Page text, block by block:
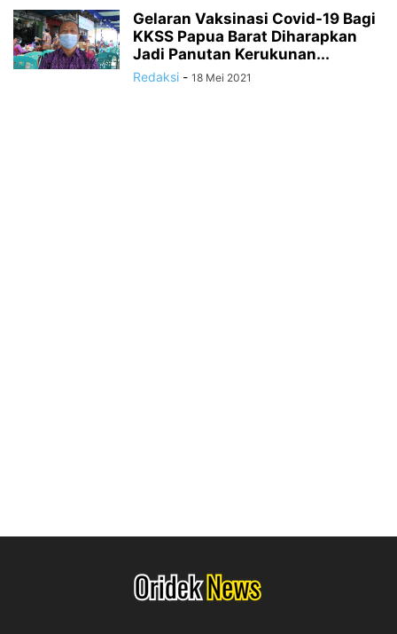
Gelaran Vaksinasi Covid-19 Bagi
KKSS Papua Barat Diharapkan
Jadi Panutan Kerukunan...
Redaksi - 18 Mei 2021